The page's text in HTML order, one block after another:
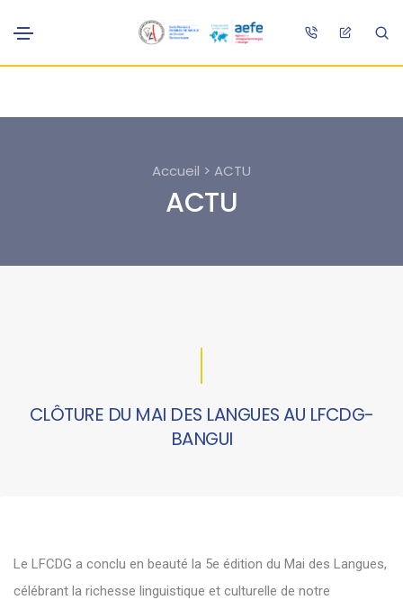
Accueil > ACTU
ACTU
CLÔTURE DU MAI DES LANGUES AU LFCDG-
BANGUI
Le LFCDG a conclu en beauté la 5e édition du Mai des Langues,
célébrant la richesse linguistique et culturelle de notre